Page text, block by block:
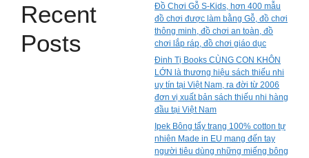
Recent
Posts
Đồ Chơi Gỗ S-Kids, hơn 400 mẫu
đồ chơi được làm bằng Gỗ, đồ chơi
thông minh, đồ chơi an toàn, đồ
chơi lắp ráp, đồ chơi giáo dục
Đinh Tị Books CÙNG CON KHÔN
LỚN là thương hiệu sách thiếu nhi
uy tín tại Việt Nam, ra đời từ 2006
đơn vị xuất bản sách thiếu nhi hàng
đầu tại Việt Nam
Ipek Bông tẩy trang 100% cotton tự
nhiên Made in EU mang đến tay
người tiêu dùng những miếng bông